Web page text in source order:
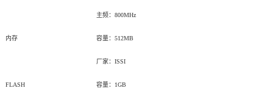
主频：800MHz
内存 容量：512MB
厂家：ISSI
FLASH 容量：1GB